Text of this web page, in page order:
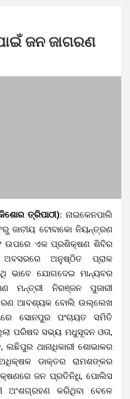
ଜନ ଜାଗରଣ
ତ୍ରିପାଠୀ): ନାଇକେନପାଲି
ଜାତୀୟ ଟୋବାକୋ ନିୟନ୍ତ୍ରଣ
ଉପରେ ଏକ ପ୍ରଶିକ୍ଷଣ ଶିବିର
ଅନୁଷ୍ଠିତ ପ୍ରାକ
ଭାବେ ଯୋଗଦେଇ ମାନ୍ୟବର
ମନ୍ତ୍ରୀ ନିରଞ୍ଜନ ପୁଜାରୀ
ଆବଶ୍ୟକ ବୋଲି ଉଲ୍ଲେଖ
ସୋନପୁର ପଂଚାୟତ ସମିତି
ପରିଷଦ ସଭ୍ୟ ମଧୁସୂଦନ ଓତା,
ଲଛିପୁର ଥାନାଧିକାରୀ ଶୋଭାକର
ଡାକ୍ତର ରାମଶଙ୍କର
ଜନ ପ୍ରତିନିଧି, ପୋଲିସ
ଅଂଶଗ୍ରହଣ କରିଥିବା ବେଳେ